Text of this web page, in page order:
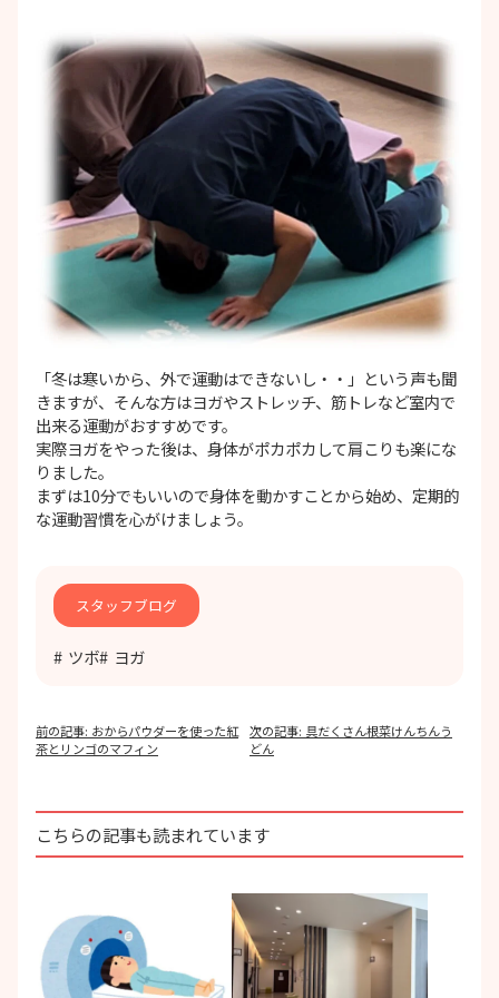
「冬は寒いから、外で運動はできないし・・」という声も聞
きますが、そんな方はヨガやストレッチ、筋トレなど室内で
出来る運動がおすすめです。
実際ヨガをやった後は、身体がポカポカして肩こりも楽にな
りました。
まずは10分でもいいので身体を動かすことから始め、定期的
な運動習慣を心がけましょう。
スタッフブログ
ツボ ヨガ
投
稿
ー
シ
ョ
前の記事: おからパウダーを使った紅
茶とリンゴのマフィン
次の記事: 具だくさん根菜けんちんう
どん
こちらの記事も読まれています